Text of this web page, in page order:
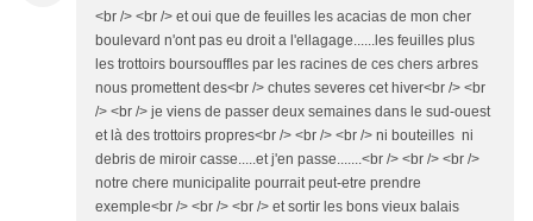
<br /> <br /> et oui que de feuilles les acacias de mon cher
boulevard n'ont pas eu droit a l'ellagage......les feuilles plus
les trottoirs boursouffles par les racines de ces chers arbres
nous promettent des<br /> chutes severes cet hiver<br /> <br
/> <br /> je viens de passer deux semaines dans le sud-ouest
et là des trottoirs propres<br /> <br /> <br /> ni bouteilles ni
debris de miroir casse.....et j'en passe.......<br /> <br /> <br />
notre chere municipalite pourrait peut-etre prendre
exemple<br /> <br /> <br /> et sortir les bons vieux balais